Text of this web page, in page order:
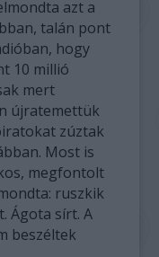
azt a
talán pont
hogy
10 millió
mert
újratemettük
zúztak
Most is
megfontolt
ruszkik
Ágota sírt. A
beszéltek